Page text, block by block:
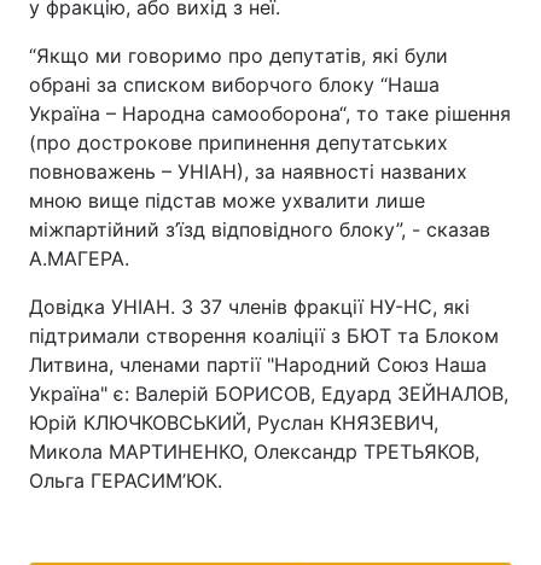
у фракцію, або вихід з неї.
“Якщо ми говоримо про депутатів, які були
обрані за списком виборчого блоку “Наша
Україна – Народна самооборона“, то таке рішення
(про дострокове припинення депутатських
повноважень – УНІАН), за наявності названих
мною вище підстав може ухвалити лише
міжпартійний з’їзд відповідного блоку”, - сказав
А.МАГЕРА.
Довідка УНІАН. З 37 членів фракції НУ-НС, які
підтримали створення коаліції з БЮТ та Блоком
Литвина, членами партії "Народний Союз Наша
Україна" є: Валерій БОРИСОВ, Едуард ЗЕЙНАЛОВ,
Юрій КЛЮЧКОВСЬКИЙ, Руслан КНЯЗЕВИЧ,
Микола МАРТИНЕНКО, Олександр ТРЕТЬЯКОВ,
Ольга ГЕРАСИМ’ЮК.